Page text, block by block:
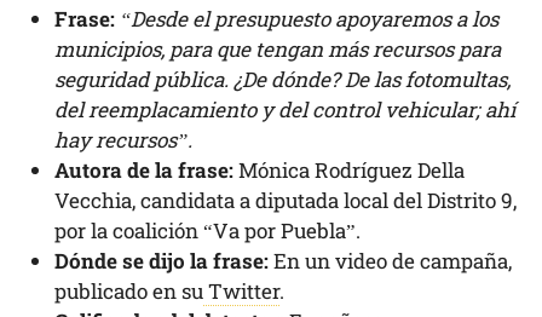
Frase: “Desde el presupuesto apoyaremos a los
municipios, para que tengan más recursos para
seguridad pública. ¿De dónde? De las fotomultas,
del reemplacamiento y del control vehicular; ahí
hay recursos”.
Autora de la frase:Mónica Rodríguez Della
Vecchia, candidata a diputada local del Distrito 9,
por la coalición “Va por Puebla”.
Dónde se dijo la frase:En un video de campaña,
publicado en suTwitter.